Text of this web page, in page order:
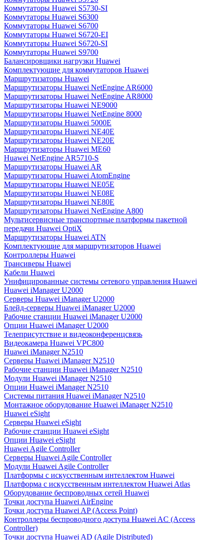
Коммутаторы Huawei S5730-SI
Коммутаторы Huawei S6300
Коммутаторы Huawei S6700
Коммутаторы Huawei S6720-EI
Коммутаторы Huawei S6720-SI
Коммутаторы Huawei S9700
Балансировщики нагрузки Huawei
Комплектующие для коммутаторов Huawei
Маршрутизаторы Huawei
Маршрутизаторы Huawei NetEngine AR6000
Маршрутизаторы Huawei NetEngine AR8000
Маршрутизаторы Huawei NE9000
Маршрутизаторы Huawei NetEngine 8000
Маршрутизаторы Huawei 5000E
Маршрутизаторы Huawei NE40E
Маршрутизаторы Huawei NE20E
Маршрутизаторы Huawei ME60
Huawei NetEngine AR5710-S
Маршрутизаторы Huawei AR
Маршрутизаторы Huawei AtomEngine
Маршрутизаторы Huawei NE05E
Маршрутизаторы Huawei NE08E
Маршрутизаторы Huawei NE80E
Маршрутизаторы Huawei NetEngine A800
Мультисервисные транспортные платформы пакетной
передачи Huawei OptiX
Маршрутизаторы Huawei ATN
Комплектующие для маршрутизаторов Huawei
Контроллеры Huawei
Трансиверы Huawei
Кабели Huawei
Унифицированные системы сетевого управления Huawei
Huawei iManager U2000
Серверы Huawei iManager U2000
Блейд-серверы Huawei iManager U2000
Рабочие станции Huawei iManager U2000
Опции Huawei iManager U2000
Телеприсутствие и видеоконференцсвязь
Видеокамера Huawei VPC800
Huawei iManager N2510
Серверы Huawei iManager N2510
Рабочие станции Huawei iManager N2510
Модули Huawei iManager N2510
Опции Huawei iManager N2510
Системы питания Huawei iManager N2510
Монтажное оборудование Huawei iManager N2510
Huawei eSight
Серверы Huawei eSight
Рабочие станции Huawei eSight
Опции Huawei eSight
Huawei Agile Controller
Серверы Huawei Agile Controller
Модули Huawei Agile Controller
Платформы с искусственным интеллектом Huawei
Платформа с искусственным интеллектом Huawei Atlas
Оборудование беспроводных сетей Huawei
Точки доступа Huawei AirEngine
Точки доступа Huawei AP (Access Point)
Контроллеры беспроводного доступа Huawei AC (Access
Controller)
Точки доступа Huawei AD (Agile Distributed)